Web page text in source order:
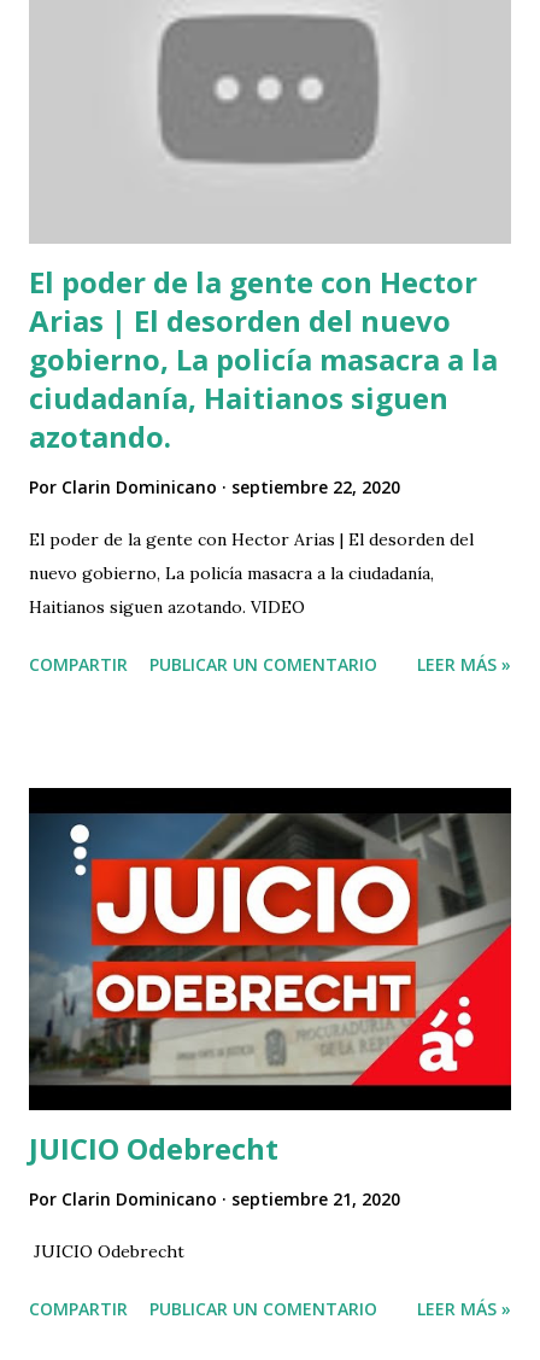
El poder de la gente con Hector
Arias | El desorden del nuevo
gobierno, La policía masacra a la
ciudadanía, Haitianos siguen
azotando.
Por Clarin Dominicano septiembre 22, 2020
El poder de la gente con Hector Arias | El desorden del
nuevo gobierno, La policía masacra a la ciudadanía,
Haitianos siguen azotando. VIDEO
COMPARTIR PUBLICAR UN COMENTARIO LEER MÁS »
JUICIO Odebrecht
Por Clarin Dominicano septiembre 21, 2020
JUICIO Odebrecht
COMPARTIR PUBLICAR UN COMENTARIO LEER MÁS »